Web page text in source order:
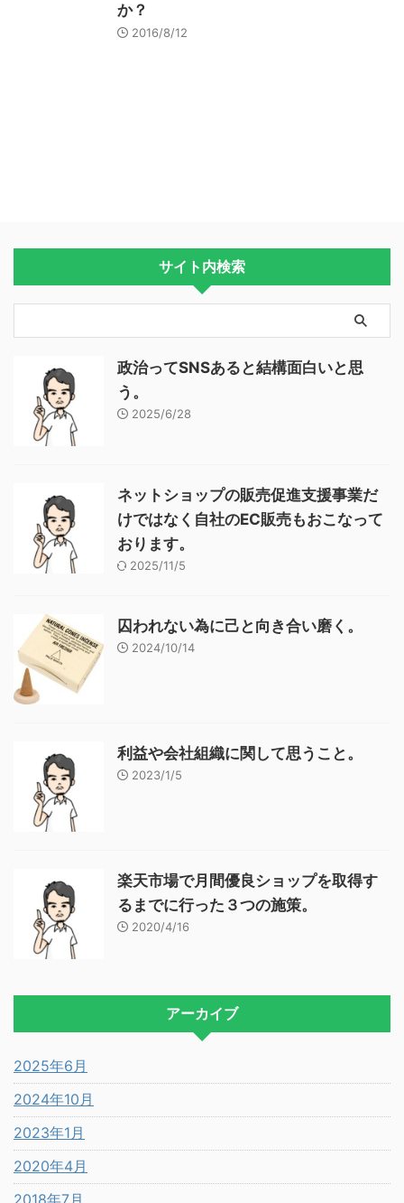
か？
2016/8/12
サイト内検索
政治ってSNSあると結構面白いと思
う。
2025/6/28
ネットショップの販売促進支援事業だ
けではなく自社のEC販売もおこなって
おります。
2025/11/5
囚われない為に己と向き合い磨く。
2024/10/14
利益や会社組織に関して思うこと。
2023/1/5
楽天市場で月間優良ショップを取得す
るまでに行った３つの施策。
2020/4/16
アーカイブ
2025年6月
2024年10月
2023年1月
2020年4月
2018年7月